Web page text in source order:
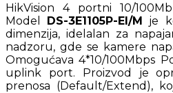
HikVision 4 portni 10/
Model DS-3E1105P-EI/M je
dimenzija, idelalan za
nadzoru, gde se kamere
Omogućava 4*10/100Mbps
uplink port. Proizvod je
prenosa (Default/Extend),